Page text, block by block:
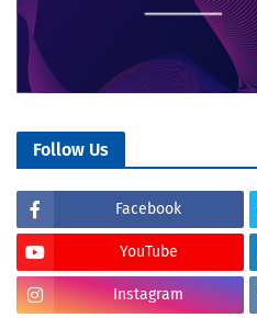
Follow Us
Facebook
YouTube
Instagram